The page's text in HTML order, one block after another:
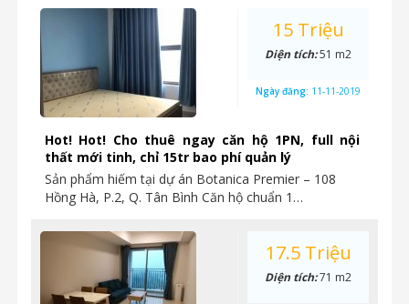
Hot! Hot! Cho thuê ngay căn hộ 1PN, full nội
thất mới tinh, chỉ 15tr bao phí quản lý
Sản phẩm hiếm tại dự án Botanica Premier – 108
Hồng Hà, P.2, Q. Tân Bình Căn hộ chuẩn 1…
15 Triệu
Diện tích:51 m2
Ngày đăng: 11-11-2019
17.5 Triệu
Diện tích:71 m2